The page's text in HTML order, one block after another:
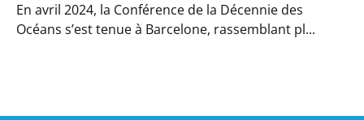
En avril 2024, la Conférence de la Décennie des
Océans s’est tenue à Barcelone, rassemblant pl...